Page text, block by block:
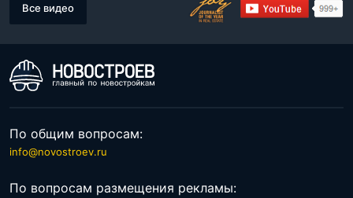
Все видео
По общим вопросам:
info@novostroev.ru
По вопросам размещения рекламы: